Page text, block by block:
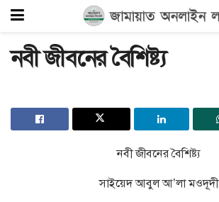
নবী জীবনের বৈশিষ্ট্য
নবী জীবনের বৈশিষ্ট্য
সাইয়েদ আবুল আ’লা মওদূদী